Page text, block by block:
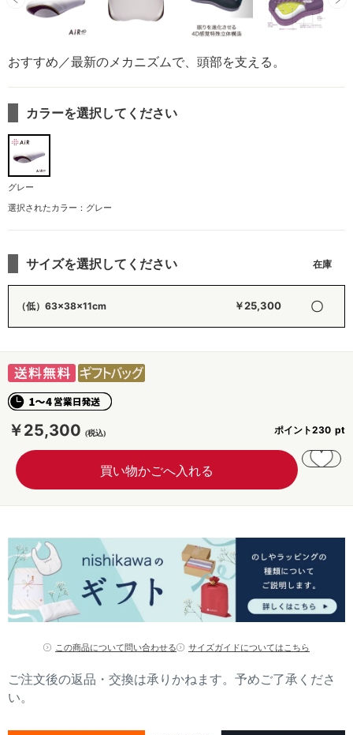
おすすめ／最新のメカニズムで、頭部を支える。
￥25,300 ポイント230
カラーを選択してください
グレー
選択されたカラー：グレー
サイズを選択してください
（低）63×38×11cm ￥25,300 〇
この商品について問い合わせる サイズガイドについてはこちら
ご注文後の返品・交換は承りかねます。予めご了承くださ
い。